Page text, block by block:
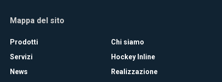
Mappa del sito
Prodotti
Chi siamo
Servizi
Hockey Inline
News
Realizzazione